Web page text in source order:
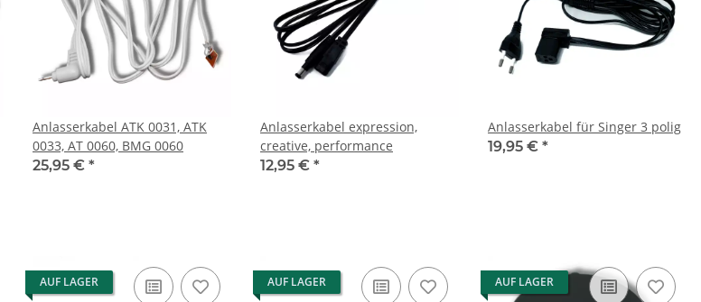
Anlasserkabel ATK 0031, ATK
0033, AT 0060, BMG 0060
25,95 € *
Anlasserkabel expression,
creative, performance
12,95 € *
Anlasserkabel für Singer 3 polig
19,95 € *
AUF LAGER AUF LAGER AUF LAGER